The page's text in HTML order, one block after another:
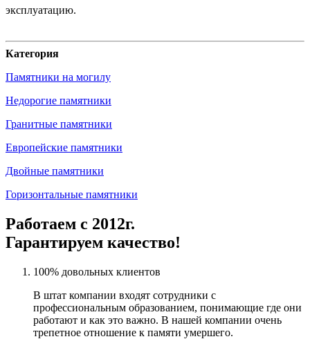
эксплуатацию.
Категория
Памятники на могилу
Недорогие памятники
Гранитные памятники
Европейские памятники
Двойные памятники
Горизонтальные памятники
Работаем с 2012г.
Гарантируем качество!
100% довольных клиентов
В штат компании входят сотрудники с
профессиональным образованием, понимающие где они
работают и как это важно. В нашей компании очень
трепетное отношение к памяти умершего.